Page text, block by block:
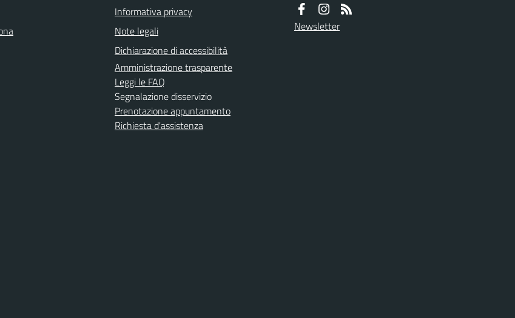
Informativa privacy
Note legali
Dichiarazione di accessibilità
Amministrazione trasparente
Leggi le FAQ
Segnalazione disservizio
Prenotazione appuntamento
Richiesta d'assistenza
Newsletter